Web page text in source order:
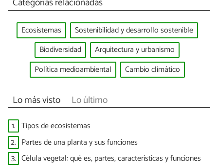
Ecosistemas
Sostenibilidad y desarrollo sostenible
Biodiversidad
Arquitectura y urbanismo
Política medioambiental
Cambio climático
Lo más visto Lo último
1. Tipos de ecosistemas
2. Partes de una planta y sus funciones
3. Célula vegetal: qué es, partes, características y funciones